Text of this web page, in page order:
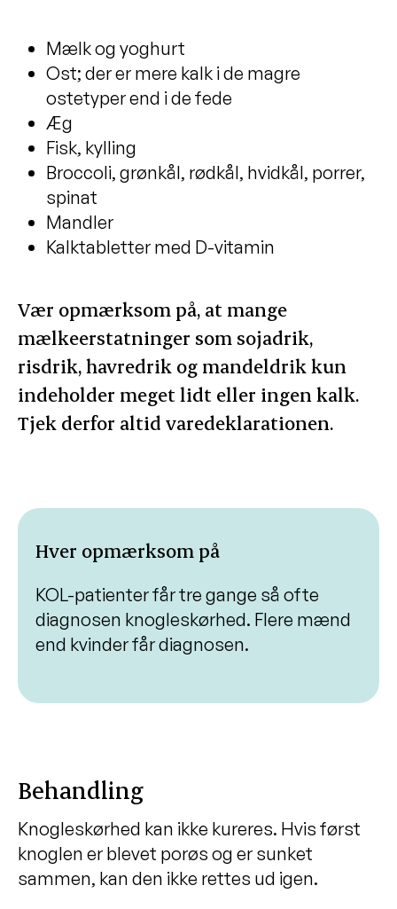
Mælk og yoghurt
Ost; der er mere kalk i de magre
ostetyper end i de fede
Æg
Fisk, kylling
Broccoli, grønkål, rødkål, hvidkål, porrer,
spinat
Mandler
Kalktabletter med D-vitamin
Vær opmærksom på, at mange
mælkeerstatninger som sojadrik,
risdrik, havredrik og mandeldrik kun
indeholder meget lidt eller ingen kalk.
Tjek derfor altid varedeklarationen.
Hver opmærksom på
KOL-patienter får tre gange så ofte
diagnosen knogleskørhed. Flere mænd
end kvinder får diagnosen.
Behandling
Knogleskørhed kan ikke kureres. Hvis først
knoglen er blevet porøs og er sunket
sammen, kan den ikke rettes ud igen.